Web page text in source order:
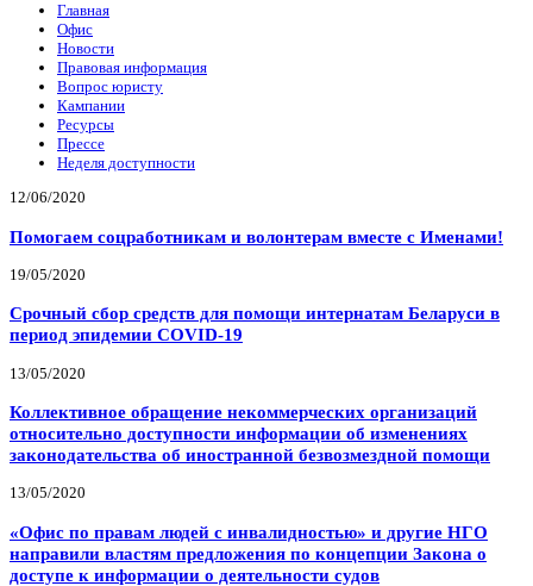
Главная
Офис
Новости
Правовая информация
Вопрос юристу
Кампании
Ресурсы
Прессе
Неделя доступности
12/06/2020
Помогаем соцработникам и волонтерам вместе с Именами!
19/05/2020
Срочный сбор средств для помощи интернатам Беларуси в
период эпидемии COVID-19
13/05/2020
Коллективное обращение некоммерческих организаций
относительно доступности информации об изменениях
законодательства об иностранной безвозмездной помощи
13/05/2020
«Офис по правам людей с инвалидностью» и другие НГО
направили властям предложения по концепции Закона о
доступе к информации о деятельности судов